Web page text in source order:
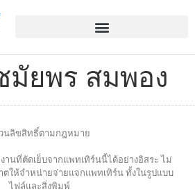
มัยพร สมพอง
นลิขสิทธิ์ตามกฎหมาย
นที่ตัดเย็บจากแพทเทิร์นนี้ได้อย่างอิสระ ไม่
ให้จำหน่ายจ่ายแจกแพทเทิร์น ทั้งในรูปแบบ
ไฟล์และสิ่งพิมพ์